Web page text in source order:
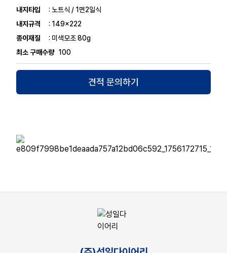
내지타입
: 노트식 / 1면2일식
내지규격
: 149x222
종이재질
: 미색모조 80g
최소 구매수량 100
견적 문의하기